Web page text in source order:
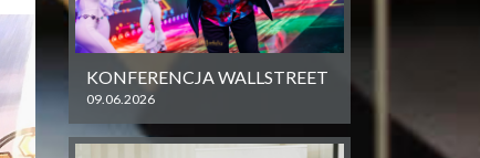
KONFERENCJA WALLSTREET
09.06.2026